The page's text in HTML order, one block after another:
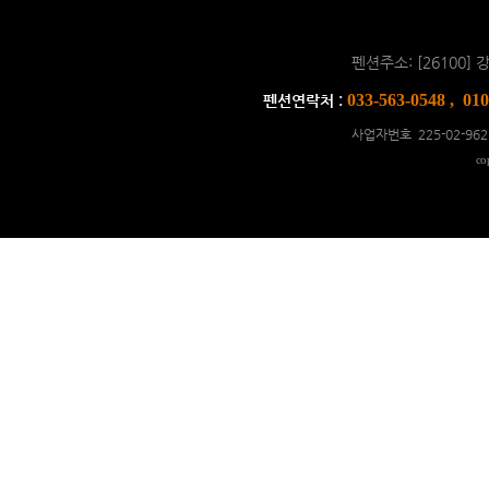
펜션주소: [26100]
펜션연락처 : 033-563-0548 ,
사업자번호 225-02-